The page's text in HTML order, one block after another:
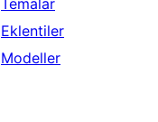
Temalar
Eklentiler
Modeller